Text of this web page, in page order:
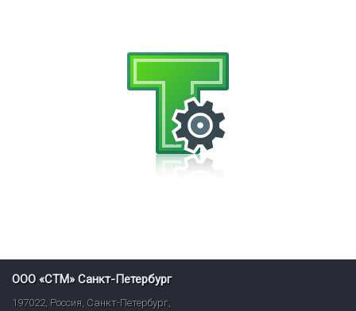
ООО «СТМ» Санкт-Петербург
197022, Россия, Санкт-Петербург,